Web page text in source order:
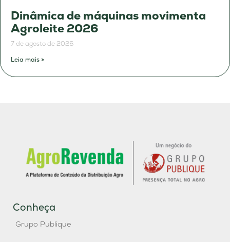
Dinâmica de máquinas movimenta
Agroleite 2026
7 de agosto de 2026
Leia mais »
Conheça
Grupo Publique